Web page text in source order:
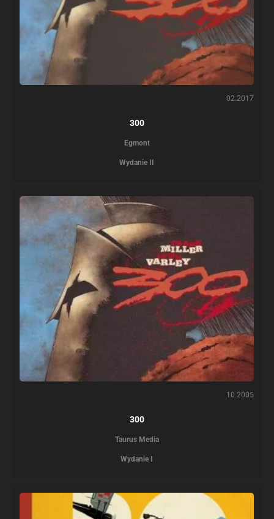
02.2017
300
Egmont
Wydanie II
10.2005
300
Taurus Media
Wydanie I